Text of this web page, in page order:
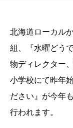
北海道ローカル
組、『水曜どう
物ディレクター
小学校にて昨年
ださい』が今年
行われます。